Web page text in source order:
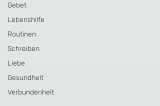
Gebet
Lebenshilfe
Routinen
Schreiben
Liebe
Gesundheit
Verbundenheit